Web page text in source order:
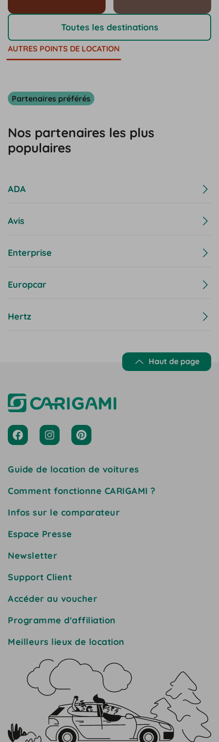
Toutes les destinations
AUTRES POINTS DE LOCATION
Partenaires préférés
Nos partenaires les plus
populaires
ADA
Avis
Enterprise
Europcar
Hertz
Haut de page
Guide de location de voitures
Comment fonctionne CARIGAMI ?
Infos sur le comparateur
Espace Presse
Newsletter
Support Client
Accéder au voucher
Programme d'affiliation
Meilleurs lieux de location